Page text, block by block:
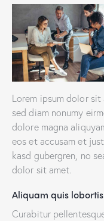
Lorem ipsum dolor
sed diam nonumy
dolore magna
eos et accusam et
kasd gubergren, no
dolor sit amet.
Aliquam quis
Curabitur